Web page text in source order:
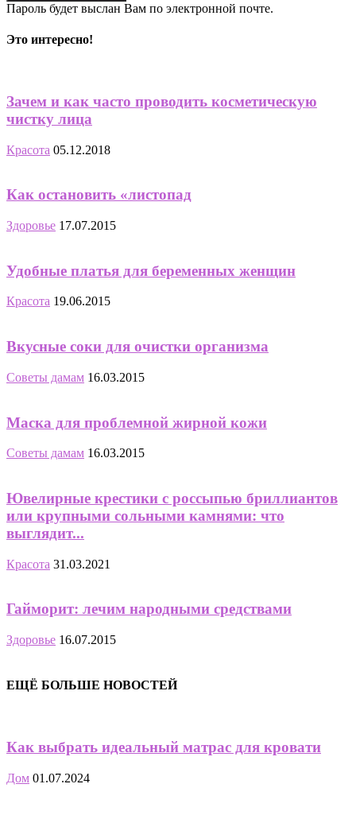
Пароль будет выслан Вам по электронной почте.
Это интересно!
Зачем и как часто проводить косметическую
чистку лица
Красота 05.12.2018
Как остановить «листопад
Здоровье 17.07.2015
Удобные платья для беременных женщин
Красота 19.06.2015
Вкусные соки для очистки организма
Советы дамам 16.03.2015
Маска для проблемной жирной кожи
Советы дамам 16.03.2015
Ювелирные крестики с россыпью бриллиантов
или крупными сольными камнями: что
выглядит...
Красота 31.03.2021
Гайморит: лечим народными средствами
Здоровье 16.07.2015
ЕЩЁ БОЛЬШЕ НОВОСТЕЙ
Как выбрать идеальный матрас для кровати
Дом 01.07.2024